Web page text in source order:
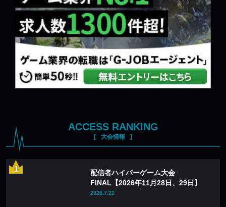
ACCESS RANKING
大会情報
配信者ハイパーゲーム大会
FINAL【2026年11月28日、29日】
2026.7.22